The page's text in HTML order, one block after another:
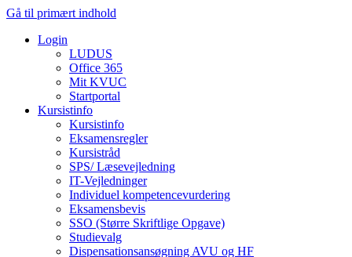
Gå til primært indhold
Login
LUDUS
Office 365
Mit KVUC
Startportal
Kursistinfo
Kursistinfo
Eksamensregler
Kursistråd
SPS/ Læsevejledning
IT-Vejledninger
Individuel kompetencevurdering
Eksamensbevis
SSO (Større Skriftlige Opgave)
Studievalg
Dispensationsansøgning AVU og HF